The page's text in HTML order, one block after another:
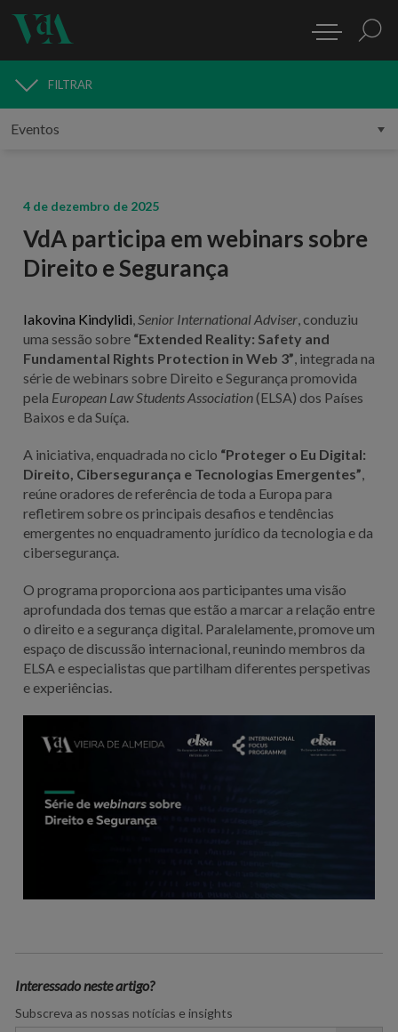
MEDIA
FILTRAR
4 de dezembro de 2025
VdA participa em webinars sobre
Direito e Segurança
Iakovina Kindylidi Senior International Adviser, conduziu
uma sessão sobre “Extended Reality: Safety and
Fundamental Rights Protection in Web 3” , integrada na
série de webinars sobre Direito e Segurança promovida
pela European Law Students Association(ELSA) dos Países
Baixos e da Suíça.
A iniciativa, enquadrada no ciclo “Proteger o Eu Digital:
Direito, Cibersegurança e Tecnologias Emergentes”
reúne oradores de referência de toda a Europa para
refletirem sobre os principais desafios e tendências
emergentes no enquadramento jurídico da tecnologia e da
cibersegurança.
O programa proporciona aos participantes uma visão
aprofundada dos temas que estão a marcar a relação entre
o direito e a segurança digital. Paralelamente, promove um
espaço de discussão internacional, reunindo membros da
ELSA e especialistas que partilham diferentes perspetivas
e experiências.
Interessado neste artigo?
Subscreva as nossas notícias e insights